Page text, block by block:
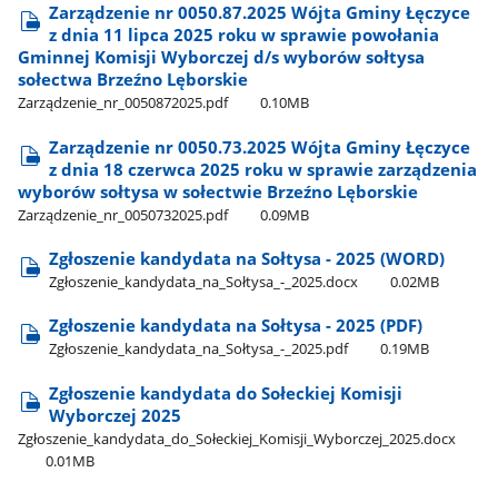
Zarządzenie nr 0050.87.2025 Wójta Gminy Łęczyce
z dnia 11 lipca 2025 roku w sprawie powołania
Gminnej Komisji Wyborczej d/s wyborów sołtysa
sołectwa Brzeźno Lęborskie
Zarządzenie​_nr​_0050872025.pdf 0.10MB
Zarządzenie nr 0050.73.2025 Wójta Gminy Łęczyce
z dnia 18 czerwca 2025 roku w sprawie zarządzenia
wyborów sołtysa w sołectwie Brzeźno Lęborskie
Zarządzenie​_nr​_0050732025.pdf 0.09MB
Zgłoszenie kandydata na Sołtysa - 2025 (WORD)
Zgłoszenie​_kandydata​_na​_Sołtysa​_-​_2025.docx 0.02MB
Zgłoszenie kandydata na Sołtysa - 2025 (PDF)
Zgłoszenie​_kandydata​_na​_Sołtysa​_-​_2025.pdf 0.19MB
Zgłoszenie kandydata do Sołeckiej Komisji
Wyborczej 2025
Zgłoszenie​_kandydata​_do​_Sołeckiej​_Komisji​_Wyborczej​_2025.docx
0.01MB